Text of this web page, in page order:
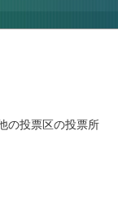
の投票区の投票所